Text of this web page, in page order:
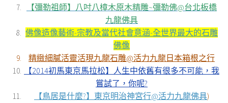
【彌勒祖師】八吋八樟木原木精雕~彌勒佛@台北板橋
九龍佛具
佛像造像藝術-宗教及當代社會意涵-全世界最大的石雕
佛像
精緻細膩活靈活現九龍石雕@活力九龍日本箱根之行
【2014初馬東京馬拉松】人生中依舊有很多不可能，我
嘗試了，你呢?
【鳥居是什麼?】東京明治神宮行@活力九龍佛具)